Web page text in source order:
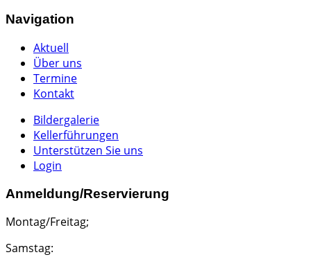
Navigation
Aktuell
Über uns
Termine
Kontakt
Bildergalerie
Kellerführungen
Unterstützen Sie uns
Login
Anmeldung/Reservierung
Montag/Freitag;
Samstag: